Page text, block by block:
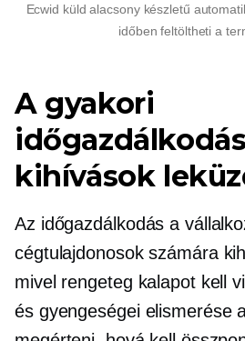
Ecwid küldalacsony készletű
időben feltöltheti a
A gyakori
kihívások
Az időgazdálkodás a
cégtulajdonosok számára
mivel rengeteg kalapot kell
és gyengeségei elismerése